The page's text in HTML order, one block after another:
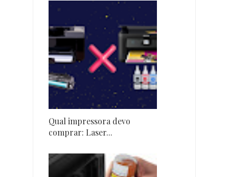
Qual impressora devo
comprar: Laser...